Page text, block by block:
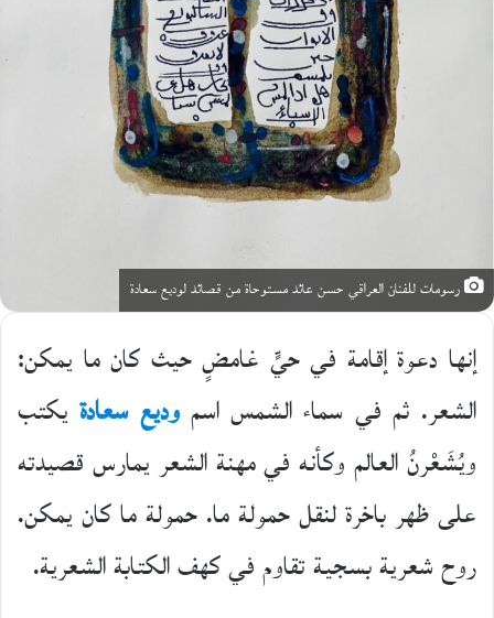
رسومات للفنان العراقي حسن عائد مستوحاة من قصائد لوديع سعادة
إنها دعوة إقامة في حيٍّ غامضٍ حيث كان ما يمكن:
الشعر. ثم في سماء الشمس اسموديع سعادةيكتب
ويُشَعْرنُ العالم وكأنه في مهنة الشعر يمارس قصيدته
على ظهر باخرة لنقل حمولة ما. حمولة ما كان يمكن.
روح شعرية بسجية تقاوم في كهف الكتابة الشعرية.